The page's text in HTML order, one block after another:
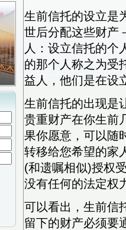
生前信托的设立是
世后分配这些财产
人：设立信托的个
的那个人称之为受
益人，他们是在设
生前信托的出现是
贵重财产在你生前
果你愿意，可以随
转移给您希望的
(和遗嘱相似)授权
没有任何的法定权
可以看出，生前信
留下的财产必须要